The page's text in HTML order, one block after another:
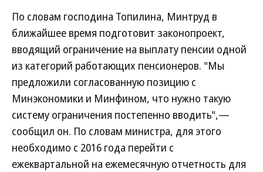
По словам господина Топилина, Минтруд в
ближайшее время подготовит законопроект,
вводящий ограничение на выплату пенсии одной
из категорий работающих пенсионеров. "Мы
предложили согласованную позицию с
Минэкономики и Минфином, что нужно такую
систему ограничения постепенно вводить",—
сообщил он. По словам министра, для этого
необходимо с 2016 года перейти с
ежеквартальной на ежемесячную отчетность для